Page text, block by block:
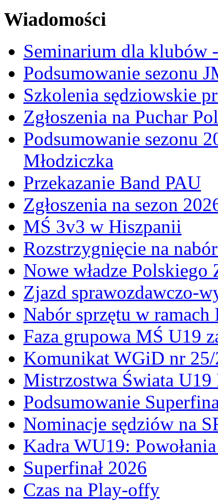
Wiadomości
Seminarium dla klubów
Podsumowanie sezonu
Szkolenia sędziowskie
Zgłoszenia na Puchar
Podsumowanie sezonu
Młodziczka
Przekazanie Band PAU
Zgłoszenia na sezon
MŚ 3v3 w Hiszpanii
Rozstrzygnięcie na
Nowe władze
Zjazd sprawozdawczo-
Nabór sprzętu w ramach
Faza grupowa MŚ U19
Komunikat WGiD nr
Mistrzostwa Świata
Podsumowanie
Nominacje sędziów na
Kadra WU19:
Superfinał 2026
Czas na Play-offy